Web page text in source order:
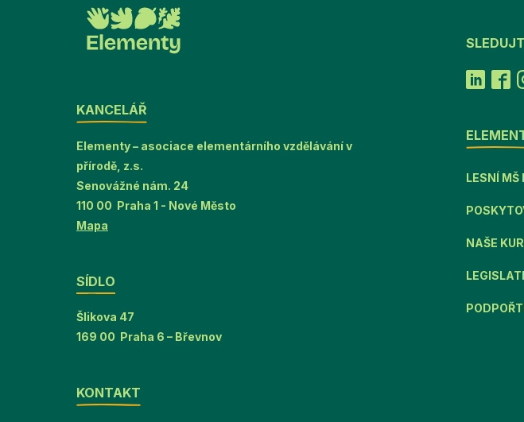
KANCELÁŘ
Elementy – asociace elementárního vzdělávání v
přírodě, z.s.
Senovážné nám. 24
110 00 Praha 1 - Nové Město
Mapa
SÍDLO
Šlikova 47
169 00 Praha 6 – Břevnov
KONTAKT
LESNÍ MŠ
NAŠE